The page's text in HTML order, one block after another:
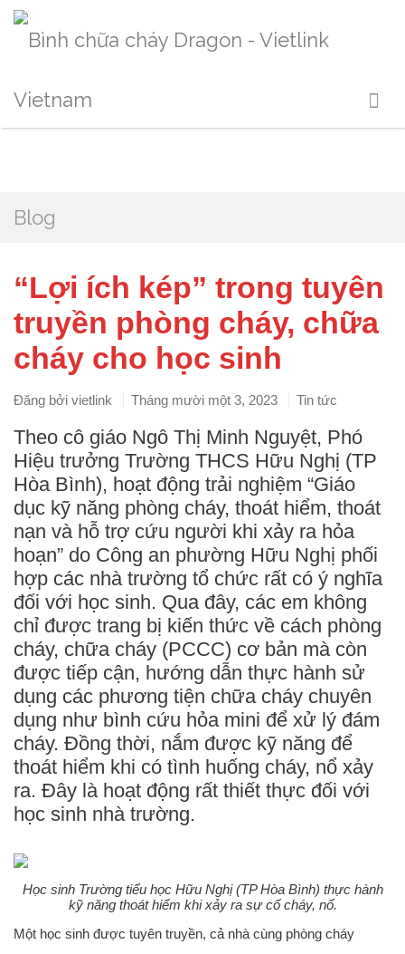
Blog
“Lợi ích kép” trong tuyên
truyền phòng cháy, chữa
cháy cho học sinh
Đăng bởi vietlink Tháng mười một 3, 2023 Tin tức
Theo cô giáo Ngô Thị Minh Nguyệt, Phó
Hiệu trưởng Trường THCS Hữu Nghị (TP
Hòa Bình), hoạt động trải nghiệm “Giáo
dục kỹ năng phòng cháy, thoát hiểm, thoát
nạn và hỗ trợ cứu người khi xảy ra hỏa
hoạn” do Công an phường Hữu Nghị phối
hợp các nhà trường tổ chức rất có ý nghĩa
đối với học sinh. Qua đây, các em không
chỉ được trang bị kiến thức về cách phòng
cháy, chữa cháy (PCCC) cơ bản mà còn
được tiếp cận, hướng dẫn thực hành sử
dụng các phương tiện chữa cháy chuyên
dụng như bình cứu hỏa mini để xử lý đám
cháy. Đồng thời, nắm được kỹ năng để
thoát hiểm khi có tình huống cháy, nổ xảy
ra. Đây là hoạt động rất thiết thực đối với
học sinh nhà trường.
Học sinh Trường tiểu học Hữu Nghị (TP Hòa Bình) thực hành
kỹ năng thoát hiểm khi xảy ra sự cố cháy, nổ.
Một học sinh được tuyên truyền, cả nhà cùng phòng cháy